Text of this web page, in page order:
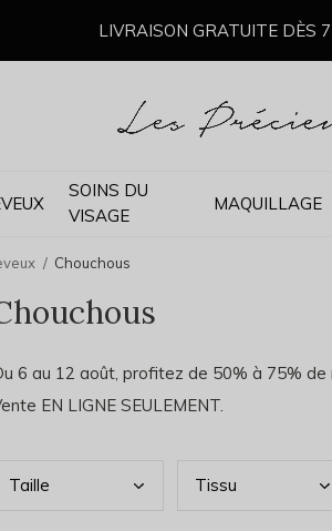
SOINS DU
VISAGE
MAQUILLAGE
LIVRAISON GRATUITE DÈS
Chouchous
6 au 12 août, profitez de 50% à 75%
EN LIGNE SEULEMENT.
Taille Tissu